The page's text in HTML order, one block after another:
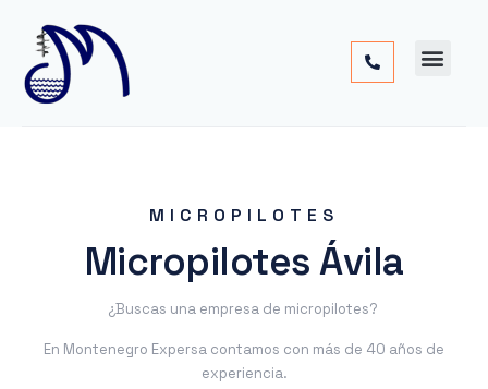
MICROPILOTES
Micropilotes Ávila
¿Buscas una empresa de micropilotes?
En Montenegro Expersa contamos con más de 40 años de
experiencia.